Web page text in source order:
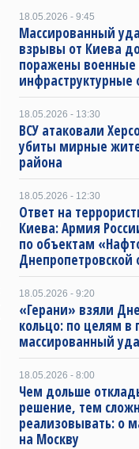
18.05.2026 - 9:45
Массированный
взрывы от Киева
поражены военные
18.05.2026 - 13:30
ВСУ атаковали
убиты мирные
района
18.05.2026 - 12:30
Ответ на
Киева: Армия
по объектам
Днепропетровской
18.05.2026 - 9:20
«Герани» взяли
кольцо: по целям в
массированный
18.05.2026 - 8:00
Чем дольше
решение, тем
реализовывать: о
на Москву